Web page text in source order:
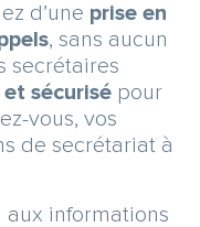
d’une prise en
, sans aucun
secrétaires
sécurisé pour
vous, vos
de secrétariat à
aux informations